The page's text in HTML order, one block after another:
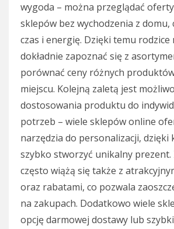
wygoda – można przeglądać
sklepów bez wychodzenia z domu,
czas i energię. Dzięki temu rodzice
dokładnie zapoznać się z
porównać ceny różnych
miejscu. Kolejną zaletą jest
dostosowania produktu do
potrzeb – wiele sklepów online
narzędzia do personalizacji, dzięki
szybko stworzyć unikalny
często wiążą się także z
oraz rabatami, co pozwala
na zakupach. Dodatkowo wiele
opcję darmowej dostawy lub